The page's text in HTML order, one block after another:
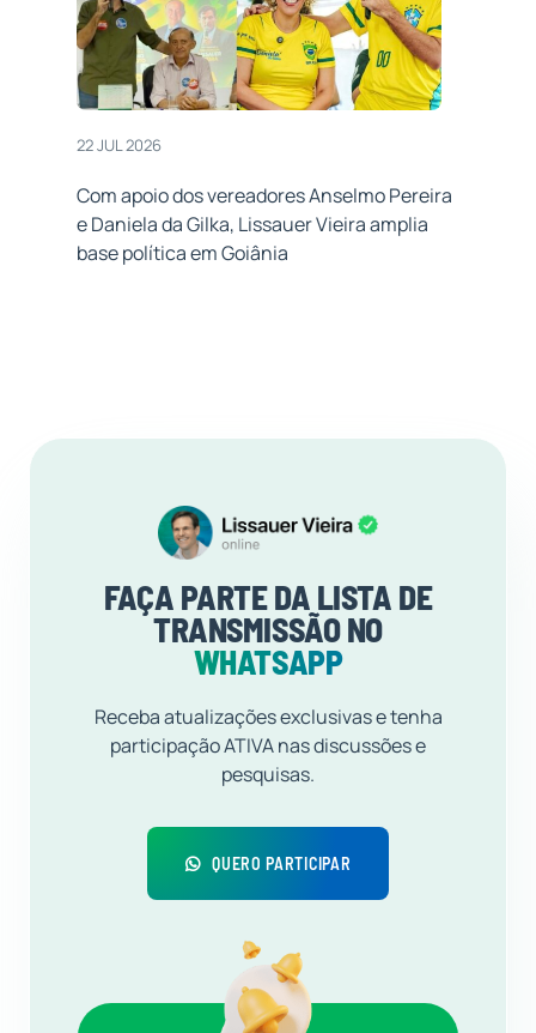
22 JUL 2026
Com apoio dos vereadores Anselmo Pereira
e Daniela da Gilka, Lissauer Vieira amplia
base política em Goiânia
FAÇA PARTE DA LISTA DE
TRANSMISSÃO NO
WHATSAPP
Receba atualizações exclusivas e tenha
participação ATIVA nas discussões e
pesquisas.
QUERO PARTICIPAR